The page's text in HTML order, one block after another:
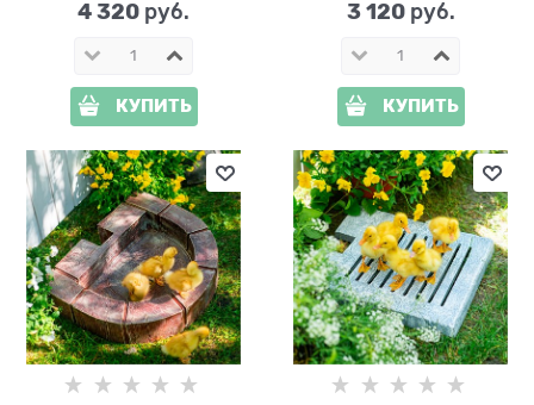
4 320 руб.
КУПИТЬ
3 120 руб.
КУПИТЬ